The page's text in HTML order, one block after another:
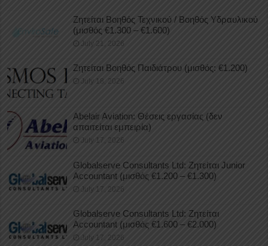
Ζητείται Βοηθός Τεχνικού / Βοηθός Υδραυλικού
(μισθός €1.300 – €1.600)
July 21, 2026
Ζητείται Βοηθός Παιδιάτρου (μισθός: €1.200)
July 18, 2026
Abelair Aviation: Θέσεις εργασίας (δεν
απαιτείται εμπειρία)
July 17, 2026
Globalserve Consultants Ltd: Ζητείται Junior
Accountant (μισθός €1.200 – €1.300)
July 17, 2026
Globalserve Consultants Ltd: Ζητείται
Accountant (μισθός €1.600 – €2.000)
July 17, 2026